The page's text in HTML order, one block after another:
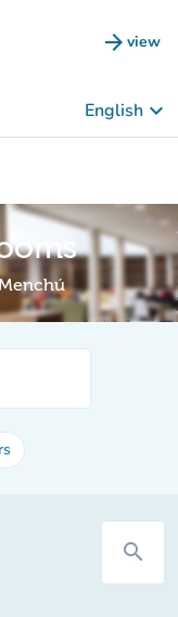
arrow_forward view
(new
English keyboard_arrow_down
search